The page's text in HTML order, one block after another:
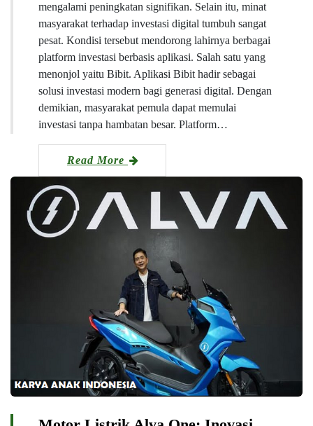
mengalami peningkatan signifikan. Selain itu, minat
masyarakat terhadap investasi digital tumbuh sangat
pesat. Kondisi tersebut mendorong lahirnya berbagai
platform investasi berbasis aplikasi. Salah satu yang
menonjol yaitu Bibit. Aplikasi Bibit hadir sebagai
solusi investasi modern bagi generasi digital. Dengan
demikian, masyarakat pemula dapat memulai
investasi tanpa hambatan besar. Platform…
Read More